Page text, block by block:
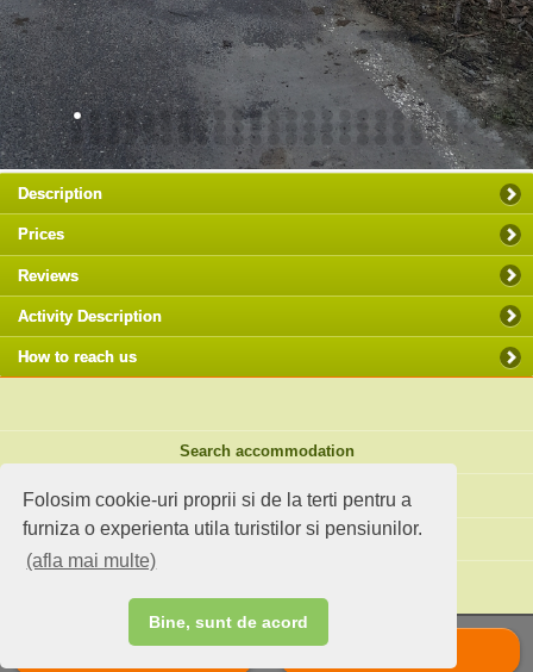
Folosim cookie-uri proprii si de la terti pentru a
furniza o experienta utila turistilor si pensiunilor.
(afla mai multe)
Bine, sunt de acord
Call
Description
Prices
Reviews
Activity Description
How to reach us
Search accommodation
Holiday ideas
Standard site